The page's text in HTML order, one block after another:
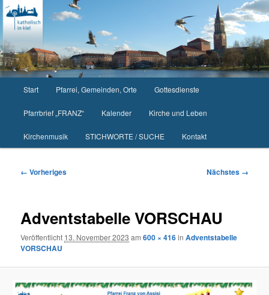
Zum
primären
Inhalt
springen
Start Pfarrei, Gemeinden, Orte Gottesdienste
Pfarrbrief „FRANZ“ Kalender Kirche und Leben
Kirchenmusik STICHWORTE / SUCHE Kontakt
Bilder-
← Vorheriges Nächstes →
Adventstabelle VORSCHAU
Veröffentlicht 13. November 2023 am600 × 416inAdventstabelle
VORSCHAU